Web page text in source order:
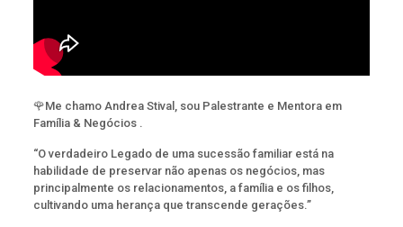
🌹Me chamo Andrea Stival, sou Palestrante e Mentora em
Família & Negócios .
“O verdadeiro Legado de uma sucessão familiar está na
habilidade de preservar não apenas os negócios, mas
principalmente os relacionamentos, a família e os filhos,
cultivando uma herança que transcende gerações.”